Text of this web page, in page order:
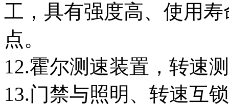
工，具有强度高、使用
点。
12.霍尔测速装置，转速
13.门禁与照明、转速互